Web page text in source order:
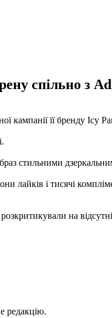
спільно з
кампанії її бренду Icy
стильними
лайків і тисячі
на
редакцію.